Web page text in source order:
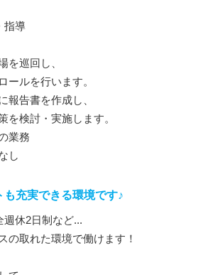
指導
を巡回し、
ールを行います。
報告書を作成し、
を検討・実施します。
業務
し
充実できる環境です♪
週休2日制など...
の取れた環境で働けます！